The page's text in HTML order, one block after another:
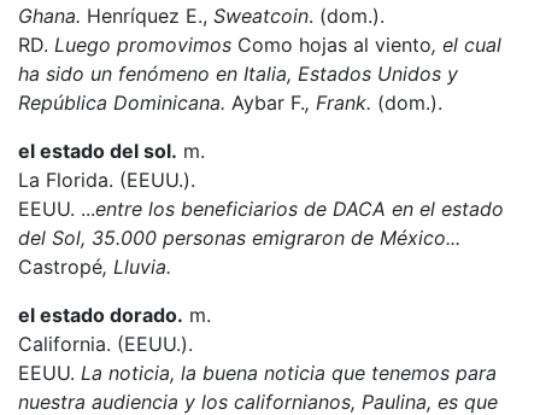
Ghana. Henríquez E., Sweatcoin. (dom.).
RD. Luego promovimos Como hojas al viento, el cual
ha sido un fenómeno en Italia, Estados Unidos y
República Dominicana. Aybar F., Frank. (dom.).
el estado del sol. m.
La Florida. (EEUU.).
EEUU. ...entre los beneficiarios de DACA en el estado
del Sol, 35.000 personas emigraron de México...
Castropé, Lluvia.
el estado dorado. m.
California. (EEUU.).
EEUU. La noticia, la buena noticia que tenemos para
nuestra audiencia y los californianos, Paulina, es que